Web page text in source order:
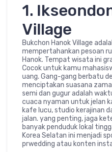
1.
Village
Bukchon Hanok Village
mempertahankan pesoan
Hanok. Tempat wisata ini
Cocok untuk kamu
uang. Gang-gang berbatu
menciptakan suasana
semi dan gugur adalah
cuaca nyaman untuk jelan
kafe lucu, studio kerajinan
jalan. yang penting, jaga
banyak penduduk lokal
Korea Selatan ini menjadi
prwedding atau konten